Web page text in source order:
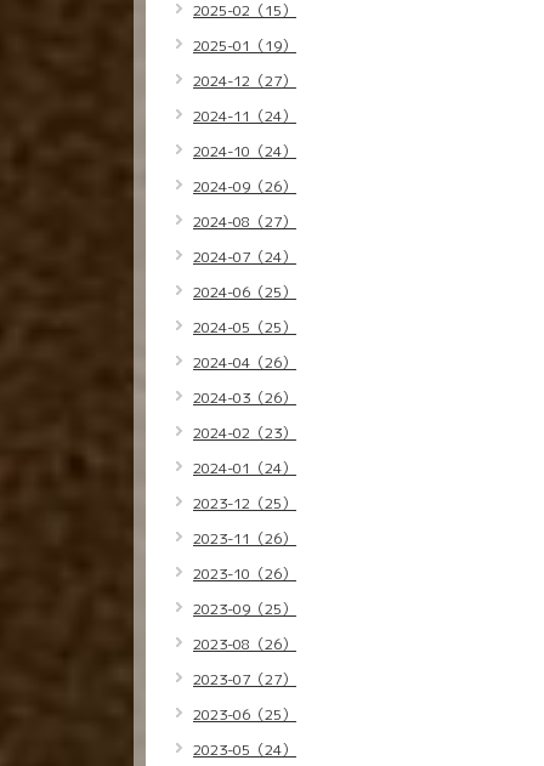
2025-02（15）
2025-01（19）
2024-12（27）
2024-11（24）
2024-10（24）
2024-09（26）
2024-08（27）
2024-07（24）
2024-06（25）
2024-05（25）
2024-04（26）
2024-03（26）
2024-02（23）
2024-01（24）
2023-12（25）
2023-11（26）
2023-10（26）
2023-09（25）
2023-08（26）
2023-07（27）
2023-06（25）
2023-05（24）